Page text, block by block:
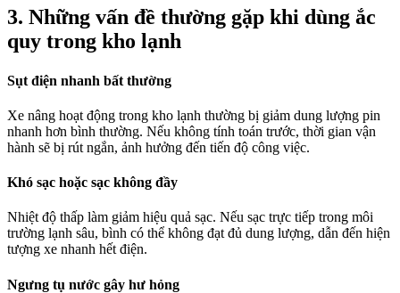
3. Những vấn đề thường gặp khi dùng ắc
quy trong kho lạnh
Sụt điện nhanh bất thường
Xe nâng hoạt động trong kho lạnh thường bị giảm dung lượng pin
nhanh hơn bình thường. Nếu không tính toán trước, thời gian vận
hành sẽ bị rút ngắn, ảnh hưởng đến tiến độ công việc.
Khó sạc hoặc sạc không đầy
Nhiệt độ thấp làm giảm hiệu quả sạc. Nếu sạc trực tiếp trong môi
trường lạnh sâu, bình có thể không đạt đủ dung lượng, dẫn đến hiện
tượng xe nhanh hết điện.
Ngưng tụ nước gây hư hỏng